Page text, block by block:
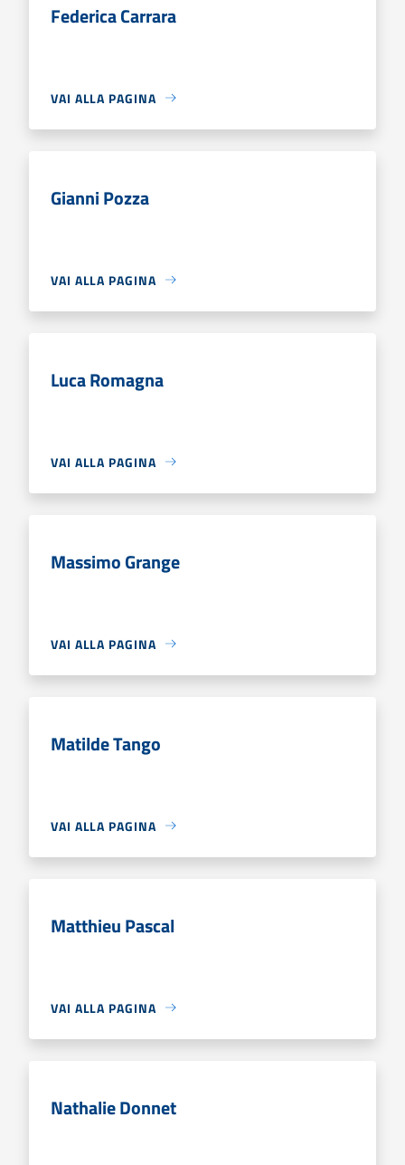
Federica Carrara
VAI ALLA PAGINA
Gianni Pozza
VAI ALLA PAGINA
Luca Romagna
VAI ALLA PAGINA
Massimo Grange
VAI ALLA PAGINA
Matilde Tango
VAI ALLA PAGINA
Matthieu Pascal
VAI ALLA PAGINA
Nathalie Donnet